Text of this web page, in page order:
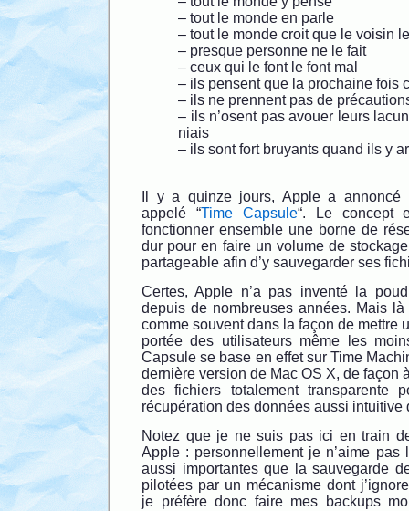
– tout le monde en parle
– tout le monde croit que le voisin
– presque personne ne le fait
– ceux qui le font le font mal
– ils pensent que la prochaine fois
– ils ne prennent pas de
– ils n’osent pas avouer leurs
niais
– ils sont fort bruyants quand ils y
Il y a quinze jours, Apple a annoncé
appelé “Time Capsule“. Le concept
fonctionner ensemble une borne de
dur pour en faire un volume de
partageable afin d’y sauvegarder ses
Certes, Apple n’a pas inventé la
depuis de nombreuses années. Mais là
comme souvent dans la façon de mettre
portée des utilisateurs même les
Capsule se base en effet sur Time
dernière version de Mac OS X, de façon
des fichiers totalement transparente
récupération des données aussi intuitive
Notez que je ne suis pas ici en train
Apple : personnellement je n’aime pas
aussi importantes que la sauvegarde
pilotées par un mécanisme dont
je préfère donc faire mes backups